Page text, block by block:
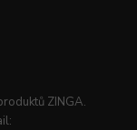
ZINGA.